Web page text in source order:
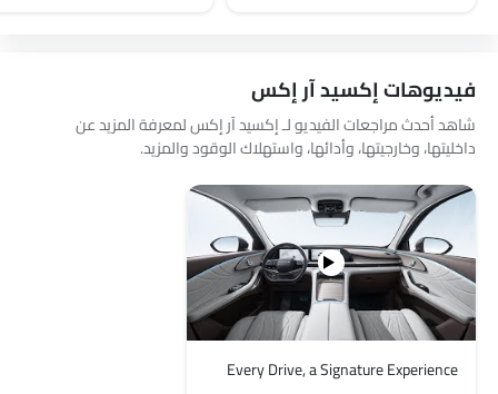
جبهة المتحدثين
مكبرات الصوت الخلفية
اتصال بلوتوث
المدخل المساعد وUSB
التحكم التلقائي في المناخ
سيطرة على جودة الهواء
فتح صندوق الأمتعة عن بُعد
نوافذ كهربائية أمامية
نوافذ كهربائية خلفية
ضوء تحذير منخفض من الوقود
مقاعد قابلة للتعديل
فيديوهات إكسيد آر إكس
شاهد أحدث مراجعات الفيديو لـ إكسيد آر إكس لمعرفة المزيد عن
داخليتها، وخارجيتها، وأدائها، واستهلاك الوقود والمزيد.
Every Drive, a Signature Experience